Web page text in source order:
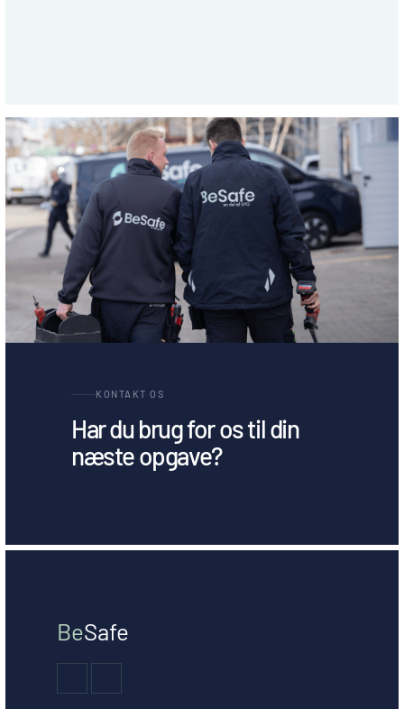
KONTAKT OS
Har du brug for os til din
næste opgave?
BeSafe